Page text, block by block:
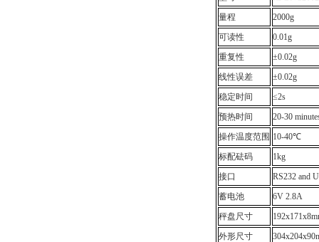
量程
2000g
可读性
0.01g
重复性
±0.02g
线性误差
±0.02g
稳定时间
≤2s
预热时间
20-30
操作温度范围 10-40℃
标配砝码
1kg
接口
RS232 and
蓄电池
6V 2.8A
秤盘尺寸
外形尺寸